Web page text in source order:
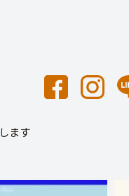
ます